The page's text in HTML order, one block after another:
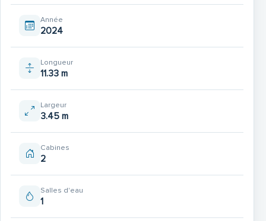
Polster Außen - beige
Antifouling
Bugscheinwerfer
Année
2024
Longueur
11.33 m
Largeur
3.45 m
Cabines
2
Salles d'eau
1